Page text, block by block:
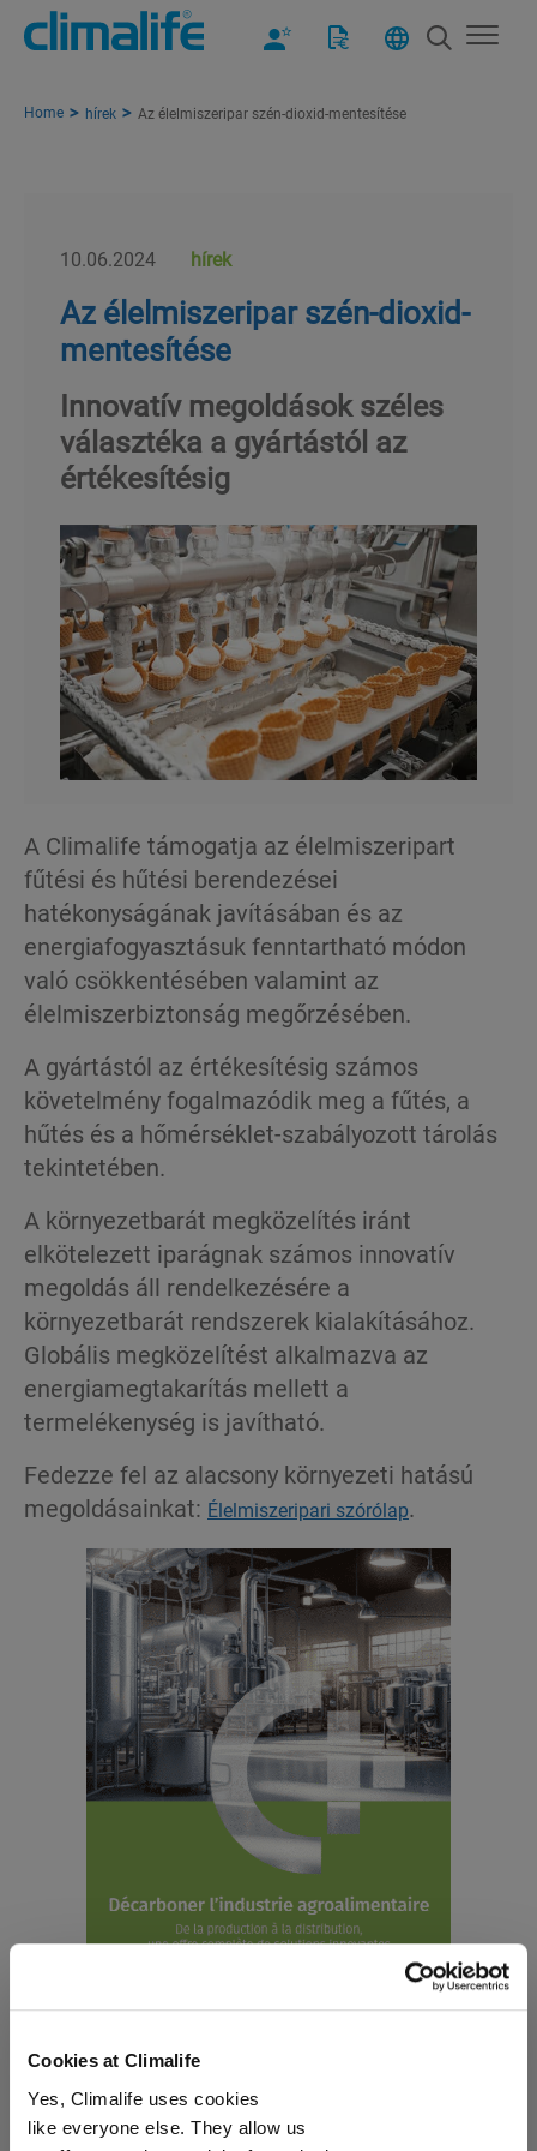
Cookies at Climalife
Yes, Climalife uses cookies
like everyone else. They allow us
Home hírek Az élelmiszeripar szén-dioxid-mentesítése
10.06.2024 hírek
Az élelmiszeripar szén-dioxid-
mentesítése
Innovatív megoldások széles
választéka a gyártástól az
értékesítésig
A Climalife támogatja az élelmiszeripart
fűtési és hűtési berendezései
hatékonyságának javításában és az
energiafogyasztásuk fenntartható módon
való csökkentésében valamint az
élelmiszerbiztonság megőrzésében.
A gyártástól az értékesítésig számos
követelmény fogalmazódik meg a fűtés, a
hűtés és a hőmérséklet-szabályozott tárolás
tekintetében.
A környezetbarát megközelítés iránt
elkötelezett iparágnak számos innovatív
megoldás áll rendelkezésére a
környezetbarát rendszerek kialakításához.
Globális megközelítést alkalmazva az
energiamegtakarítás mellett a
termelékenység is javítható.
Fedezze fel az alacsony környezeti hatású
megoldásainkat: Élelmiszeripari szórólap.